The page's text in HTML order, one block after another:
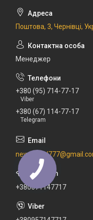
Поштова, 3, Чернівці,
Менеджер
+380 (95) 714-77-17
Viber
+380 (67) 114-77-17
Telegram
+380671147717